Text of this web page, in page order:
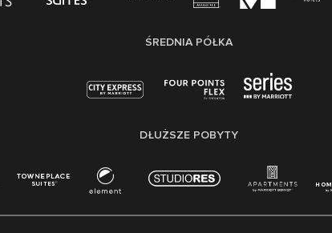
ŚREDNIA PÓŁKA
DŁUŻSZE POBYTY